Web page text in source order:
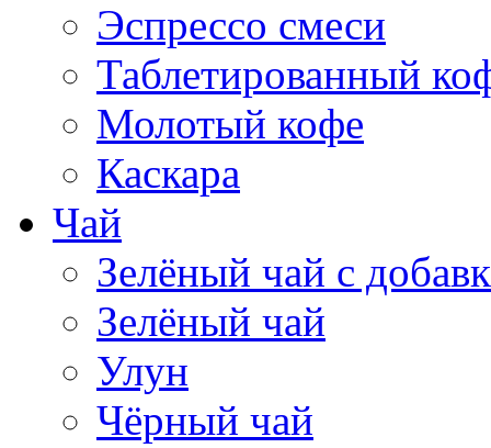
Эспрессо смеси
Таблетированный
Молотый кофе
Каскара
Чай
Зелёный чай с
Зелёный чай
Улун
Чёрный чай